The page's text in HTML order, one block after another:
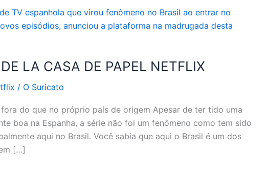
LA CASA DE PAPEL NETFLIX
/ O Suricato
do que no próprio país de origem Apesar de ter tido uma
boa na Espanha, a série não foi um fenômeno como tem sido
aqui no Brasil. Você sabia que aqui o Brasil é um dos
[…]